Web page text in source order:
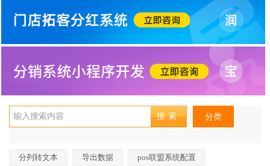
分类
分列转文本 导出数据 pos联盟系统配置